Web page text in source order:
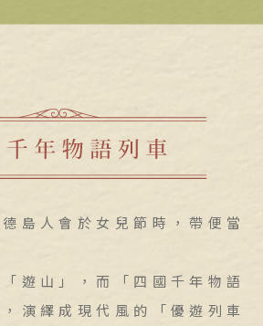
德島人會於女兒節時，帶便當
遊山」，而「四國千年物語
演繹成現代風的「優遊列車